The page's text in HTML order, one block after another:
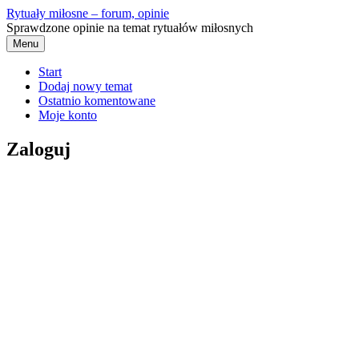
Przejdź
do
treści
Rytuały miłosne – forum, opinie
Sprawdzone opinie na temat rytuałów miłosnych
Menu
Start
Dodaj nowy temat
Ostatnio komentowane
Moje konto
Zaloguj